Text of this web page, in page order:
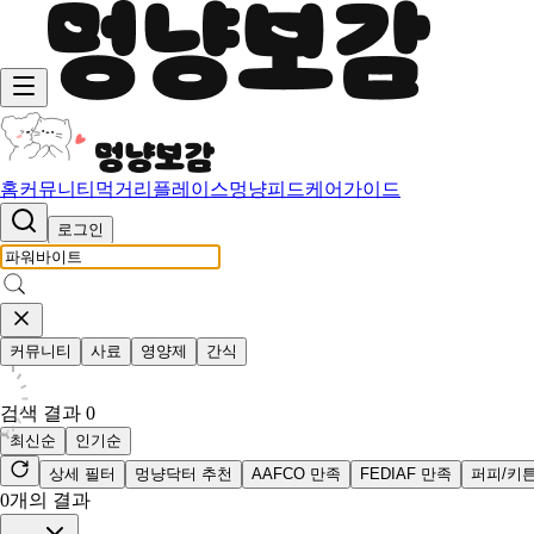
홈커뮤니티 먹거리 플레이스멍냥피드케어가이드
로그인
커뮤니티 사료 영양제 간식
검색 결과 0
최신순
인기순
상세 필터
멍냥닥터 추천 AAFCO 만족 FEDIAF 만족 퍼피/키
0개의 결과